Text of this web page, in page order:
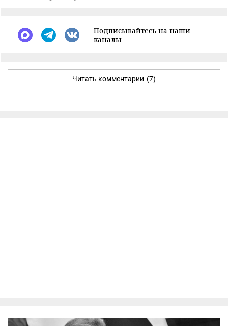
Подписывайтесь на наши
каналы
Читать комментарии (7)